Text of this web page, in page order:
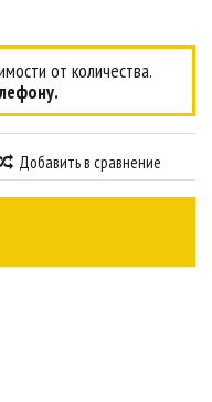
от количества.
Добавить в сравнение